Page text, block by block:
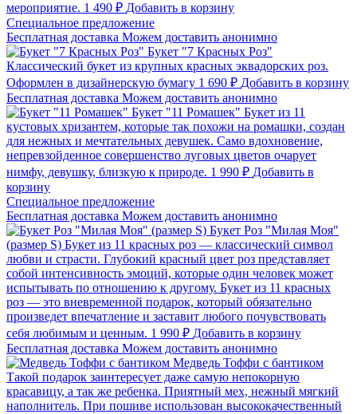
мероприятие. 1 490 ₽ Добавить в корзину
Cпециальное предложение
Бесплатная доставка Можем доставить анонимно
Букет "7 Красных Роз"
Классический букет из крупных красных эквадорских роз.
Оформлен в дизайнерскую бумагу 1 690 ₽ Добавить в корзину
Бесплатная доставка Можем доставить анонимно
Букет "11 Ромашек" Букет из 11
кустовых хризантем, которые так похожи на ромашки, создан
для нежных и мечтательных девушек. Само вдохновение,
непревзойденное совершенство луговых цветов очарует
нимфу, девушку, близкую к природе. 1 990 ₽ Добавить в
корзину
Cпециальное предложение
Бесплатная доставка Можем доставить анонимно
Букет Роз "Милая Моя"
(размер S) Букет из 11 красных роз — классический символ
любви и страсти. Глубокий красный цвет роз представляет
собой интенсивность эмоций, которые один человек может
испытывать по отношению к другому. Букет из 11 красных
роз — это вневременной подарок, который обязательно
произведет впечатление и заставит любого почувствовать
себя любимым и ценным. 1 990 ₽ Добавить в корзину
Бесплатная доставка Можем доставить анонимно
Медведь Тоффи с бантиком
Такой подарок заинтересует даже самую непокорную
красавицу, а так же ребенка. Приятный мех, нежный мягкий
наполнитель. При пошиве использован высококачественный